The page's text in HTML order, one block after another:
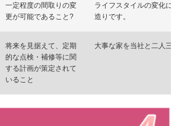
一定程度の間取りの変
更が可能であること?
ライフスタイルの変化に応
造りです。
将来を見据えて、定期
的な点検・補修等に関
する計画が策定されて
いること
大事な家を当社と二人三脚